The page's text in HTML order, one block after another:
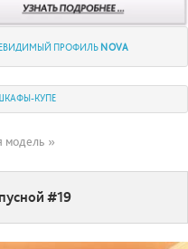
ПРОФИЛЬ NOVA
КУПЕ
модель »
#19